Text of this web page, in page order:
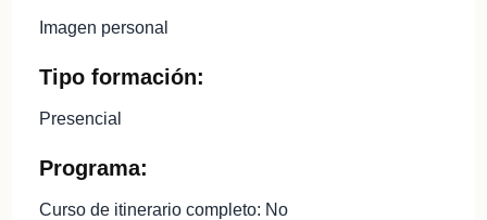
Imagen personal
Tipo formación:
Presencial
Programa:
Curso de itinerario completo: No